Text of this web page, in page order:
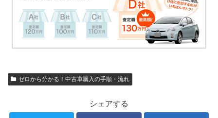
ゼロから分かる！中古車購入の手順・流れ
シェアする